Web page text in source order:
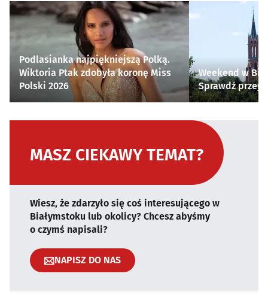
Podlasianka najpiękniejszą Polką.
Wiktoria Ptak zdobyła koronę Miss
Polski 2026
Weekend w
Sprawdź
MASZ CIEKAWY TEMAT?
Wiesz, że zdarzyło się coś interesującego w
Białymstoku lub okolicy? Chcesz abyśmy
o czymś napisali?
NAPISZ DO NAS